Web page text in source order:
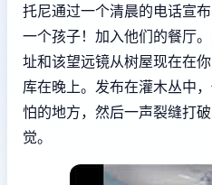
托尼通过一个清晨的电话宣
一个孩子！加入他们的餐厅
址和该望远镜从树屋现在在
库在晚上。发布在灌木丛中
怕的地方，然后一声裂缝打
觉。